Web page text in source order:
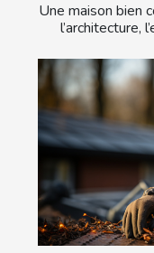
Une maison bien
l’architecture,